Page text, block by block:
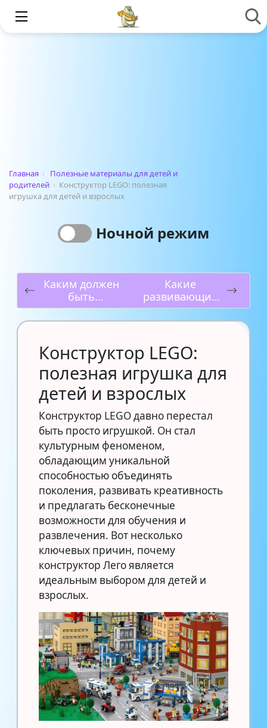
Главная ›
Полезные материалы для детей и
родителей › Конструктор LEGO: полезная
игрушка для детей и взрослых
Ночной режим
Каким должен
быть
современный
частный
Москве:
тенденции и
инновации
Какие
развивающие
игрушки
нужны
Конструктор LEGO:
полезная игрушка для
детей и взрослых
Конструктор LEGO давно перестал
быть просто игрушкой. Он стал
культурным феноменом,
обладающим уникальной
способностью объединять
поколения, развивать креативность
и предлагать бесконечные
возможности для обучения и
развлечения. Вот несколько
ключевых причин, почему
конструктор Лего является
идеальным выбором для детей и
взрослых.